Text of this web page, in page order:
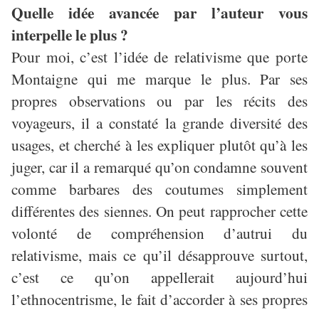
Quelle idée avancée par l’auteur vous
interpelle le plus ?
Pour moi, c’est l’idée de relativisme que porte
Montaigne qui me marque le plus. Par ses
propres observations ou par les récits des
voyageurs, il a constaté la grande diversité des
usages, et cherché à les expliquer plutôt qu’à les
juger, car il a remarqué qu’on condamne souvent
comme barbares des coutumes simplement
différentes des siennes. On peut rapprocher cette
volonté de compréhension d’autrui du
relativisme, mais ce qu’il désapprouve surtout,
c’est ce qu’on appellerait aujourd’hui
l’ethnocentrisme, le fait d’accorder à ses propres